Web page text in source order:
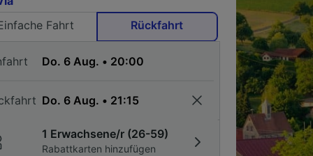
Fahrt
Rückfahrt
1 Erwachsene/r (26-59)
Rabattkarten hinzufügen